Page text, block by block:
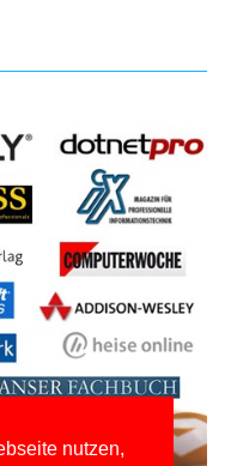
nutzen,